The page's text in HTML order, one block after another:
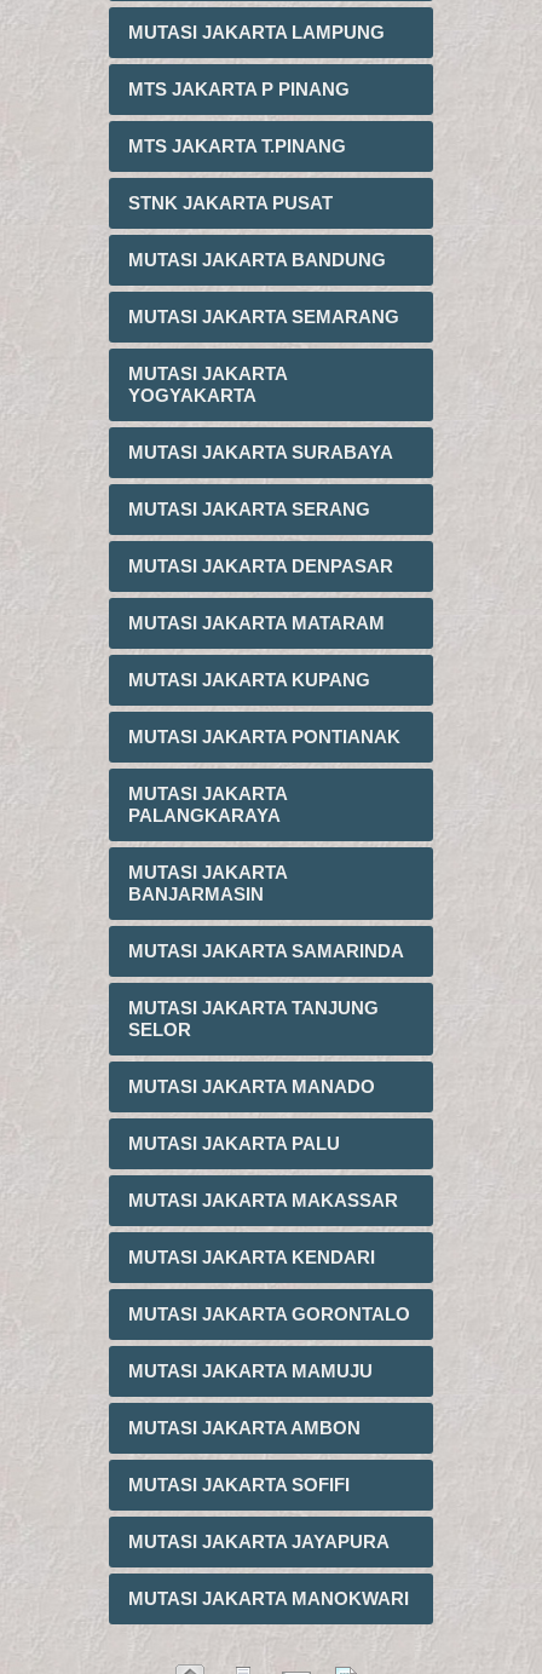
MUTASI JAKARTA LAMPUNG
MTS JAKARTA P PINANG
MTS JAKARTA T.PINANG
STNK JAKARTA PUSAT
MUTASI JAKARTA BANDUNG
MUTASI JAKARTA SEMARANG
MUTASI JAKARTA
YOGYAKARTA
MUTASI JAKARTA SURABAYA
MUTASI JAKARTA SERANG
MUTASI JAKARTA DENPASAR
MUTASI JAKARTA MATARAM
MUTASI JAKARTA KUPANG
MUTASI JAKARTA PONTIANAK
MUTASI JAKARTA
PALANGKARAYA
MUTASI JAKARTA
BANJARMASIN
MUTASI JAKARTA SAMARINDA
MUTASI JAKARTA TANJUNG
SELOR
MUTASI JAKARTA MANADO
MUTASI JAKARTA PALU
MUTASI JAKARTA MAKASSAR
MUTASI JAKARTA KENDARI
MUTASI JAKARTA GORONTALO
MUTASI JAKARTA MAMUJU
MUTASI JAKARTA AMBON
MUTASI JAKARTA SOFIFI
MUTASI JAKARTA JAYAPURA
MUTASI JAKARTA MANOKWARI